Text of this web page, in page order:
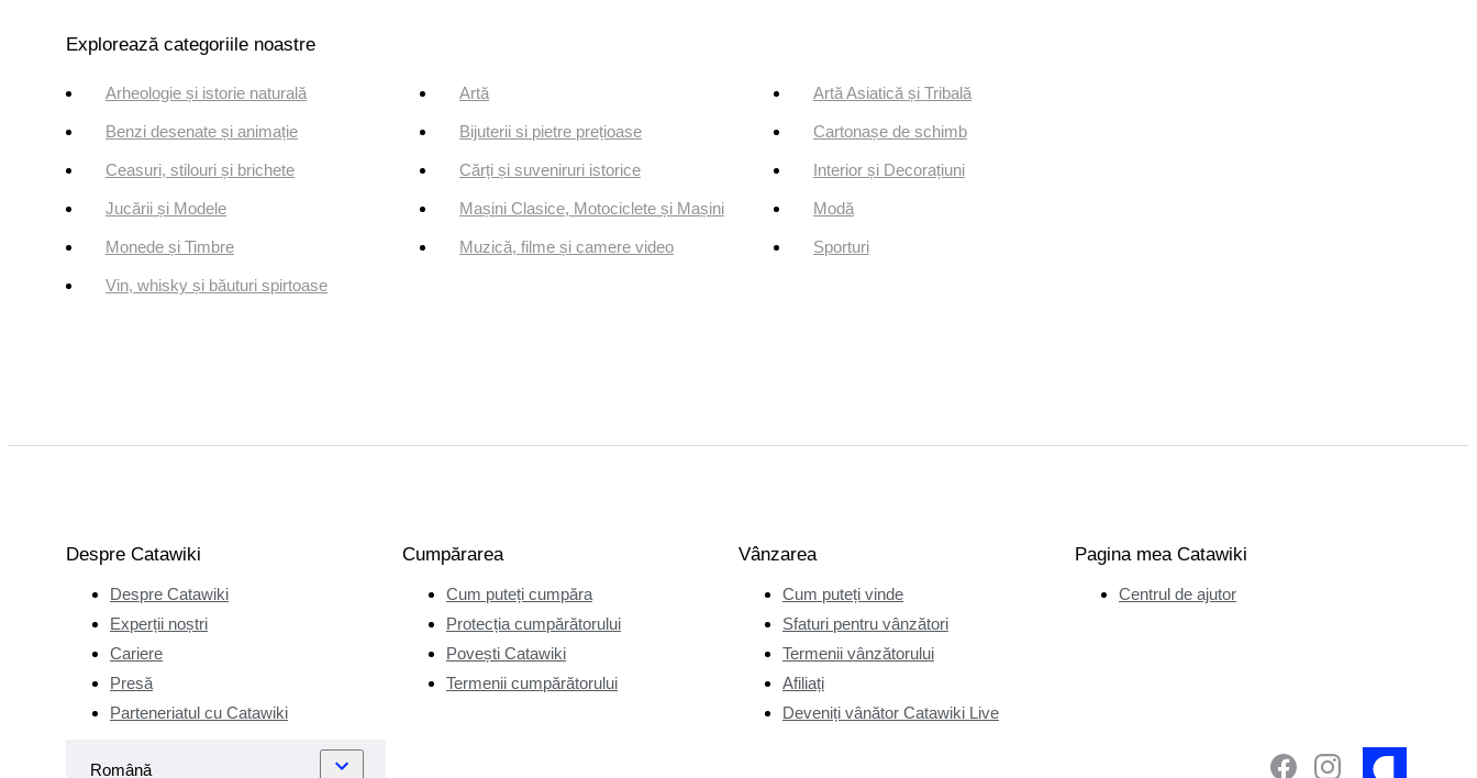
Explorează categoriile noastre
Arheologie și istorie naturală Artă Artă Asiatică și Tribală
Benzi desenate și animație Bijuterii si pietre prețioase Cartonașe de schimb
Ceasuri, stilouri și brichete Cărți și suveniruri istorice Interior și Decorațiuni
Jucării și Modele Mașini Clasice, Motociclete și Mașini Modă
Monede și Timbre Muzică, filme și camere video Sporturi
Vin, whisky și băuturi spirtoase
Despre Catawiki
Despre Catawiki
Experții noștri
Cariere
Presă
Parteneriatul cu Catawiki
Cumpărarea
Cum puteți cumpăra
Protecția cumpărătorului
Povești Catawiki
Termenii cumpărătorului
Vânzarea
Cum puteți vinde
Sfaturi pentru vânzători
Termenii vânzătorului
Afiliați
Deveniți vânător Catawiki Live
Pagina mea Catawiki
Centrul de ajutor